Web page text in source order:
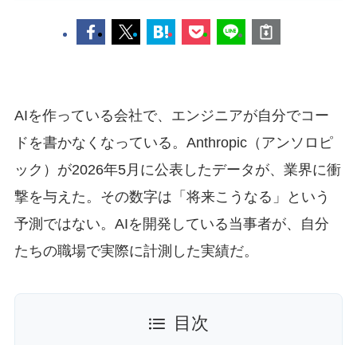
AIを作っている会社で、エンジニアが自分でコー
ドを書かなくなっている。Anthropic（アンソロピ
ック）が2026年5月に公表したデータが、業界に衝
撃を与えた。その数字は「将来こうなる」という
予測ではない。AIを開発している当事者が、自分
たちの職場で実際に計測した実績だ。
目次